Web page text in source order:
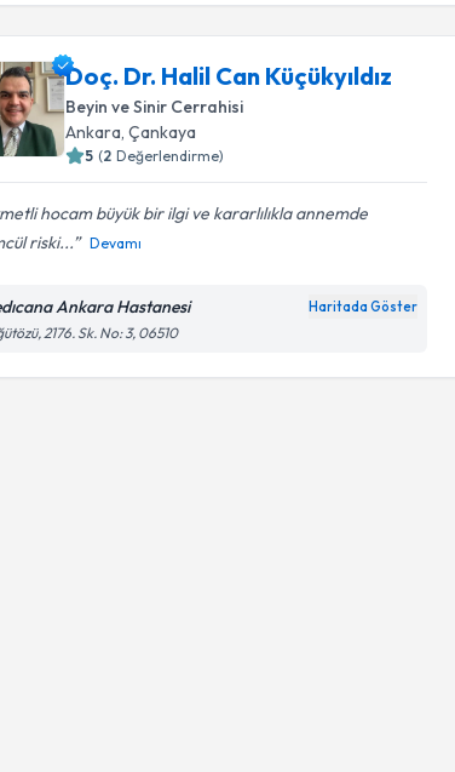
Doç. Dr. Halil Can Küçükyıldız
Beyin ve Sinir Cerrahisi
Ankara , Çankaya
5 (2 Değerlendirme)
hocam büyük bir ilgi ve kararlılıkla annemde
riski...
Devamı
Ankara Hastanesi Haritada Göster
2176. Sk. No: 3, 06510